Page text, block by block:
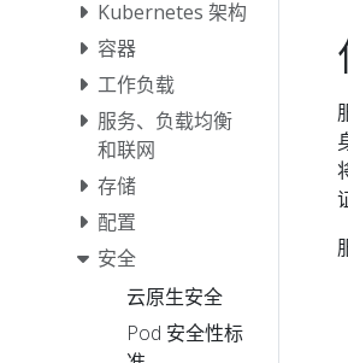
Kubernetes 架构
容器
工作负载
服务、负载均衡
和联网
存储
配置
安全
云原生安全
Pod 安全性标